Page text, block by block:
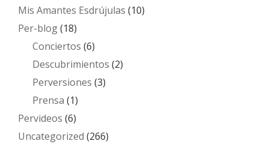
Mis Amantes Esdrújulas (10)
Per-blog(18)
Conciertos (6)
Descubrimientos (2)
Perversiones (3)
Prensa (1)
Pervideos (6)
Uncategorized (266)